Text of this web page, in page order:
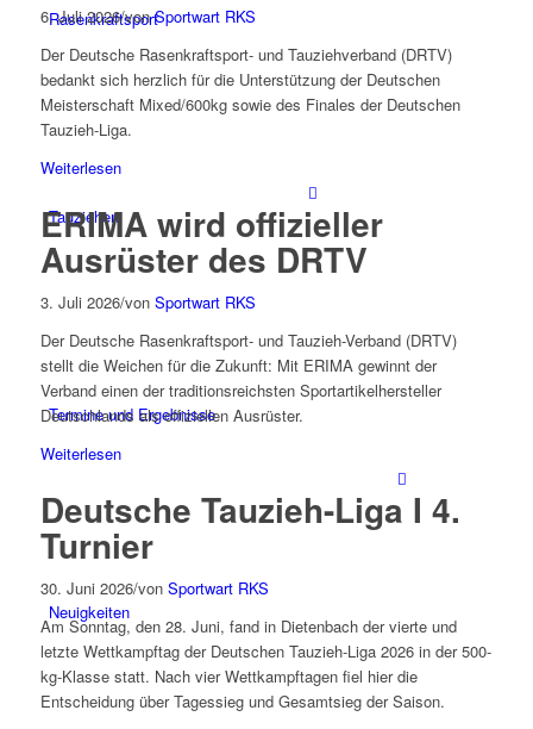
Rasenkraftsport
Tauziehen
Termine und Ergebnisse
Neuigkeiten
6. Juli 2026/vonSportwart RKS
Der Deutsche Rasenkraftsport- und Tauziehverband (DRTV)
bedankt sich herzlich für die Unterstützung der Deutschen
Meisterschaft Mixed/600kg sowie des Finales der Deutschen
Tauzieh-Liga.
Weiterlesen
ERIMA wird offizieller
Ausrüster des DRTV
3. Juli 2026/von Sportwart RKS
Der Deutsche Rasenkraftsport- und Tauzieh-Verband (DRTV)
stellt die Weichen für die Zukunft: Mit ERIMA gewinnt der
Verband einen der traditionsreichsten Sportartikelhersteller
Deutschlands als offiziellen Ausrüster.
Weiterlesen
Deutsche Tauzieh-Liga I 4.
Turnier
30. Juni 2026/von Sportwart RKS
Am Sonntag, den 28. Juni, fand in Dietenbach der vierte und
letzte Wettkampftag der Deutschen Tauzieh-Liga 2026 in der 500-
kg-Klasse statt. Nach vier Wettkampftagen fiel hier die
Entscheidung über Tagessieg und Gesamtsieg der Saison.